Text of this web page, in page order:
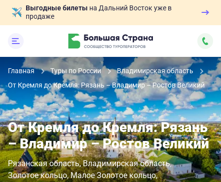
Выгодные билеты на Дальний Восток уже в
продаже
Главная Туры по России
Владимирская область
От Кремля до Кремля: Рязань – Владимир – Ростов Великий
От Кремля до Кремля: Рязань
– Владимир – Ростов Великий
Рязанская область Владимирская область
Золотое кольцо Малое Золотое кольцо